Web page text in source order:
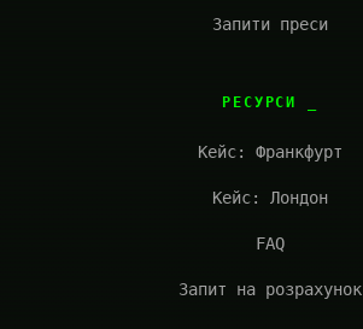
Запити преси
РЕСУРСИ
Кейс: Франкфурт
Кейс: Лондон
FAQ
Запит на розрахунок